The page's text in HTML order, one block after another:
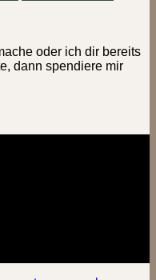
oder ich dir bereits
dann spendiere mir